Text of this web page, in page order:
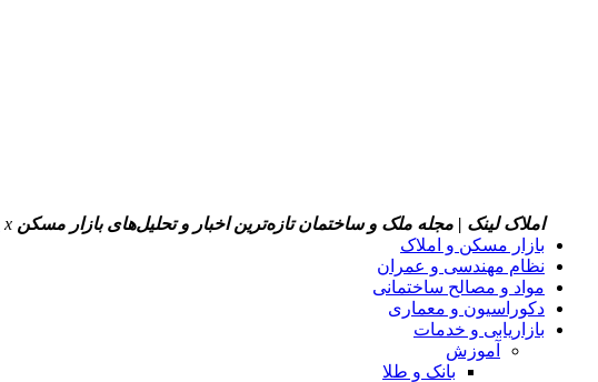
املاک لینک | مجله ملک و ساختمان تازه‌ترین اخبار و تحلیل‌های بازار مسکن x
بازار مسکن و املاک
نظام مهندسی و عمران
مواد و مصالح ساختمانی
دکوراسیون و معماری
بازاریابی و خدمات
آموزش
بانک و طلا